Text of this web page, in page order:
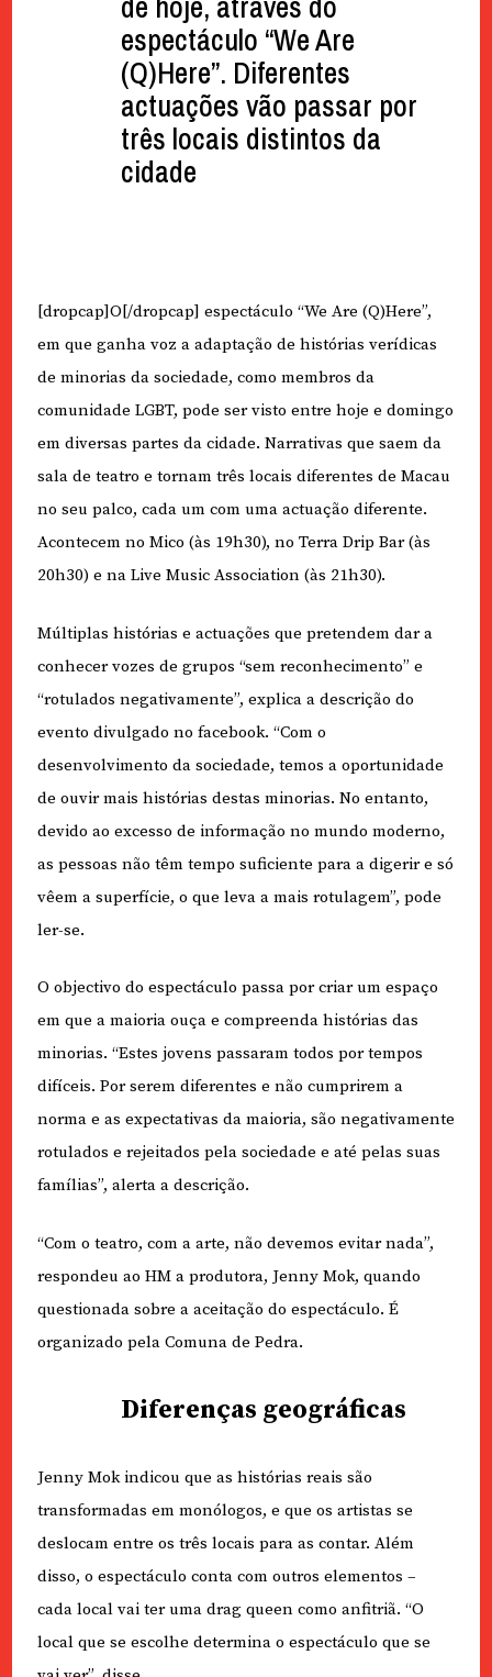
espectáculo “We Are
(Q)Here”. Diferentes
actuações vão passar por
três locais distintos da
cidade
[dropcap]O[/dropcap] espectáculo “We Are (Q)Here”,
em que ganha voz a adaptação de histórias verídicas
de minorias da sociedade, como membros da
comunidade LGBT, pode ser visto entre hoje e domingo
em diversas partes da cidade. Narrativas que saem da
sala de teatro e tornam três locais diferentes de Macau
no seu palco, cada um com uma actuação diferente.
Acontecem no Mico (às 19h30), no Terra Drip Bar (às
20h30) e na Live Music Association (às 21h30).
Múltiplas histórias e actuações que pretendem dar a
conhecer vozes de grupos “sem reconhecimento” e
“rotulados negativamente”, explica a descrição do
evento divulgado no facebook. “Com o
desenvolvimento da sociedade, temos a oportunidade
de ouvir mais histórias destas minorias. No entanto,
devido ao excesso de informação no mundo moderno,
as pessoas não têm tempo suficiente para a digerir e só
vêem a superfície, o que leva a mais rotulagem”, pode
ler-se.
O objectivo do espectáculo passa por criar um espaço
em que a maioria ouça e compreenda histórias das
minorias. “Estes jovens passaram todos por tempos
difíceis. Por serem diferentes e não cumprirem a
norma e as expectativas da maioria, são negativamente
rotulados e rejeitados pela sociedade e até pelas suas
famílias”, alerta a descrição.
“Com o teatro, com a arte, não devemos evitar nada”,
respondeu ao HM a produtora, Jenny Mok, quando
questionada sobre a aceitação do espectáculo. É
organizado pela Comuna de Pedra.
Diferenças geográficas
Jenny Mok indicou que as histórias reais são
transformadas em monólogos, e que os artistas se
deslocam entre os três locais para as contar. Além
disso, o espectáculo conta com outros elementos –
cada local vai ter uma drag queen como anfitriã. “O
local que se escolhe determina o espectáculo que se